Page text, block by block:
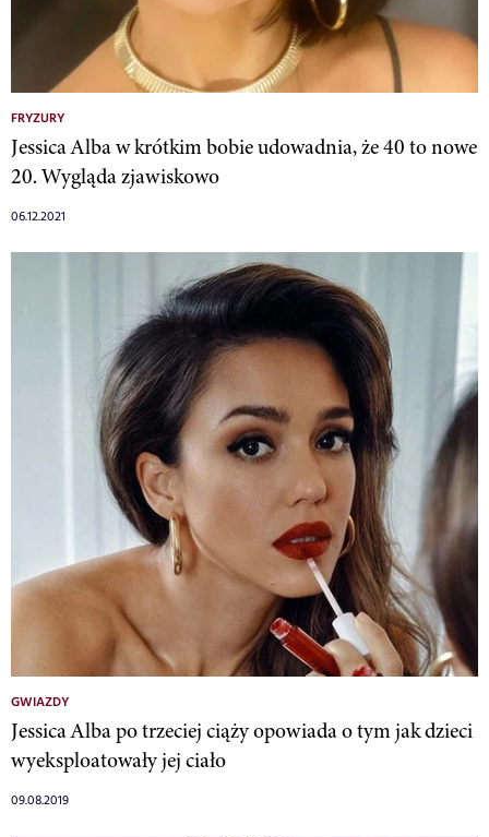
FRYZURY
Jessica Alba w krótkim bobie udowadnia, że 40 to nowe
20. Wygląda zjawiskowo
06.12.2021
GWIAZDY
Jessica Alba po trzeciej ciąży opowiada o tym jak dzieci
wyeksploatowały jej ciało
09.08.2019